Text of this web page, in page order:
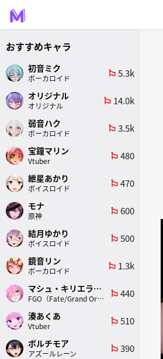
おすすめキャラ
初音ミク
ボーカロイド
emoji_flags 5.3k
オリジナル
オリジナル
emoji_flags 14.0k
弱音ハク
ボーカロイド
emoji_flags 3.5k
宝鐘マリン
Vtuber
emoji_flags 480
紲星あかり
ボイスロイド
emoji_flags 470
モナ
原神
emoji_flags 600
結月ゆかり
ボイスロイド
emoji_flags 500
鏡音リン
ボーカロイド
emoji_flags 1.3k
マシュ・キリエライト
FGO（Fate/Grand Order）
emoji_flags 440
湊あくあ
Vtuber
emoji_flags 510
ボルチモア
アズールレーン
emoji_flags 390